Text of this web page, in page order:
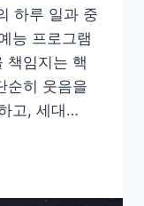
하루 일과 중
능 프로그램
책임지는 핵
순히 웃음을
고, 세대…